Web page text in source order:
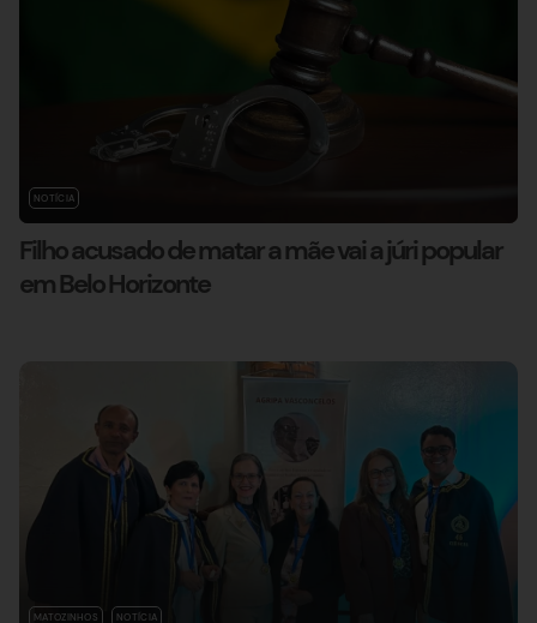
NOTÍCIA
Filho acusado de matar a mãe vai a júri popular
em Belo Horizonte
MATOZINHOS NOTÍCIA